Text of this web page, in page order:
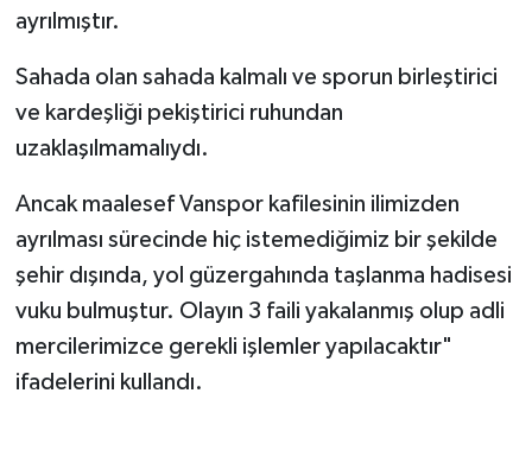
ayrılmıştır.
Sahada olan sahada kalmalı ve sporun birleştirici
ve kardeşliği pekiştirici ruhundan
uzaklaşılmamalıydı.
Ancak maalesef Vanspor kafilesinin ilimizden
ayrılması sürecinde hiç istemediğimiz bir şekilde
şehir dışında, yol güzergahında taşlanma hadisesi
vuku bulmuştur. Olayın 3 faili yakalanmış olup adli
mercilerimizce gerekli işlemler yapılacaktır"
ifadelerini kullandı.